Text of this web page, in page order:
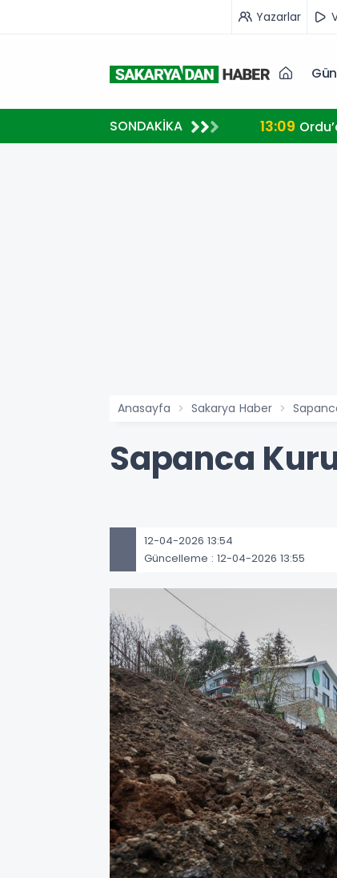
Yazarlar
SONDAKİKA 13:09
Anasayfa Sakarya Haber
Sapanca
12-04-2026 13:54
Güncelleme : 12-04-2026 13:55